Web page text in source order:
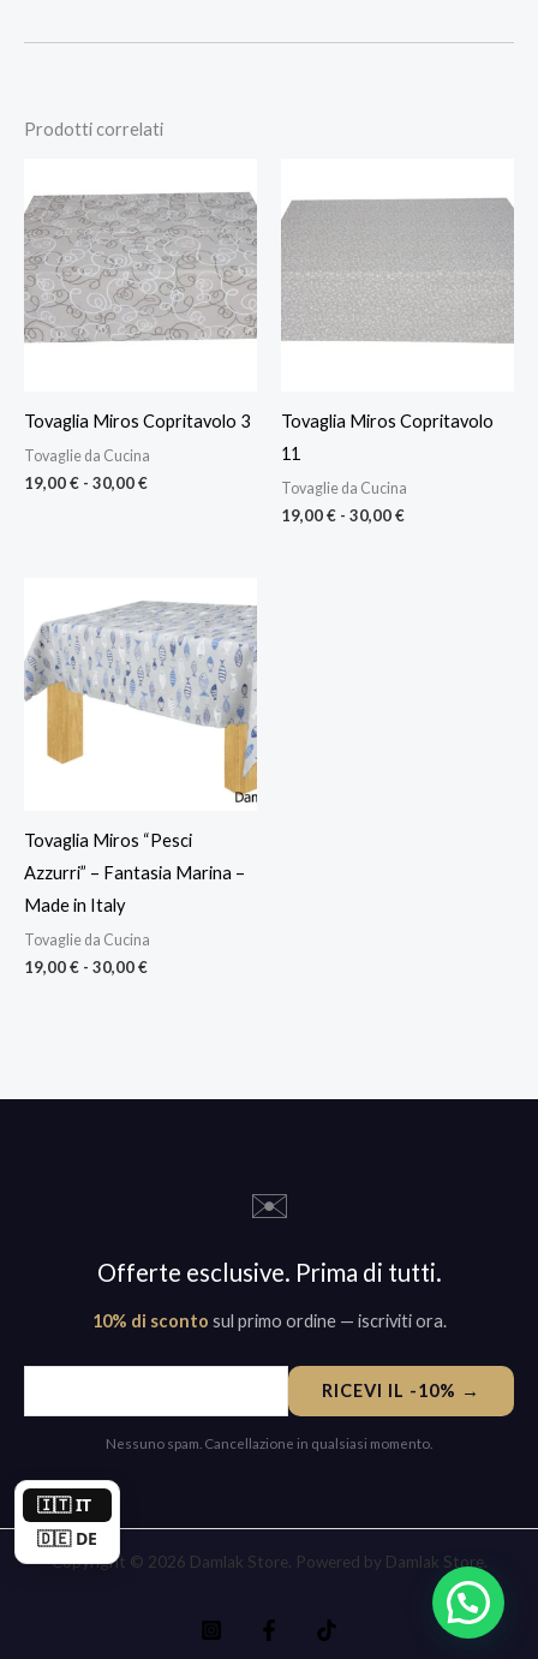
Prodotti correlati
Tovaglia Miros Copritavolo 3
Tovaglie da Cucina
19,00€ - 30,00€
prezzo:
da
19,00 €
a
30,00 €
Tovaglia Miros Copritavolo
11
Tovaglie da Cucina
19,00€ - 30,00€
a
30,00 €
Tovaglia Miros “Pesci
Azzurri” – Fantasia Marina –
Made in Italy
Tovaglie da Cucina
19,00€ - 30,00€
di
prezzo:
da
19,00 €
a
30,00 €
✉️
Offerte esclusive. Prima di tutti.
10% di sconto sul primo ordine — iscriviti ora.
RICEVI IL -10% →
Nessuno spam. Cancellazione in qualsiasi momento.
Copyright © 2026 Damlak Store. Powered by Damlak Store.
🇮🇹 IT
🇩🇪 DE